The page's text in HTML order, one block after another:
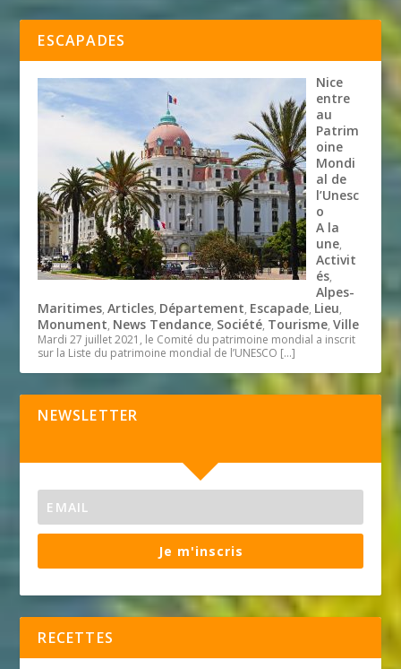
ESCAPADES
Nice
entre
au
Patrim
oine
Mondi
al de
l’Unesc
o
A la
une,
Activit
és,
Alpes-
Maritimes,Articles, Département, Escapade, Lieu,
Monument, News Tendance, Société, Tourisme,Ville
Mardi 27 juillet 2021, le Comité du patrimoine mondial a inscrit
sur la Liste du patrimoine mondial de l’UNESCO […]
NEWSLETTER
Je m'inscris
RECETTES